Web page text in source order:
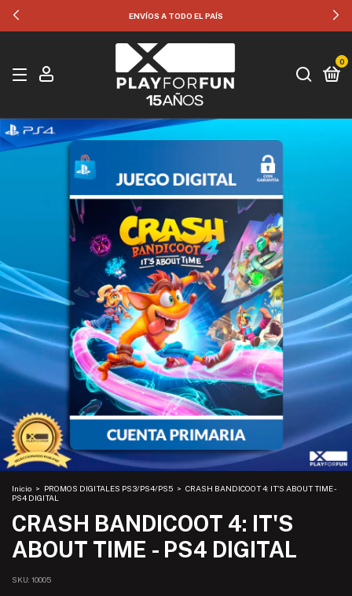
ENVÍOS A TODO EL PAÍS
0
Inicio > PROMOS DIGITALES PS3/PS4/PS5 > CRASH BANDICOOT 4: IT'S ABOUT TIME -
PS4 DIGITAL
CRASH BANDICOOT 4: IT'S
ABOUT TIME - PS4 DIGITAL
SKU: 10005